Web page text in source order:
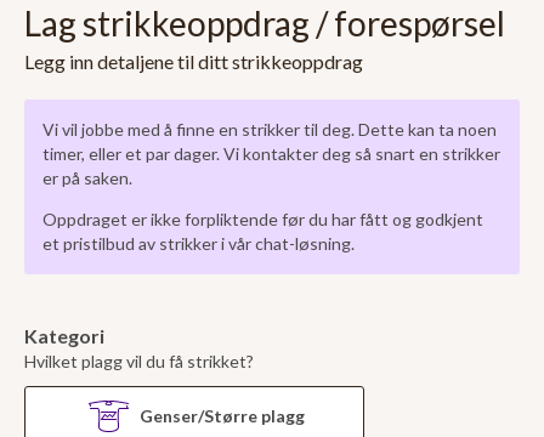
Lag strikkeoppdrag / forespørsel
Legg inn detaljene til ditt strikkeoppdrag
Vi vil jobbe med å finne en strikker til deg. Dette kan ta noen
timer, eller et par dager. Vi kontakter deg så snart en strikker
er på saken.
Oppdraget er ikke forpliktende før du har fått og godkjent
et pristilbud av strikker i vår chat-løsning.
Kategori
Hvilket plagg vil du få strikket?
Genser/Større plagg